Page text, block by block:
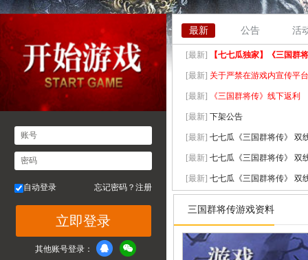
账号
密码
自动登录 注册
忘记密码？
立即登录
其他账号登录：
最新 公告 活
[最新] 【七七瓜独家】《三国群
[最新] 关于严禁在游戏内宣传平
[最新] 《三国群将传》线下返利
[最新] 下架公告
[最新] 七七瓜《三国群将传》 双
[最新] 七七瓜《三国群将传》 双
[最新] 七七瓜《三国群将传》 双
三国群将传游戏资料